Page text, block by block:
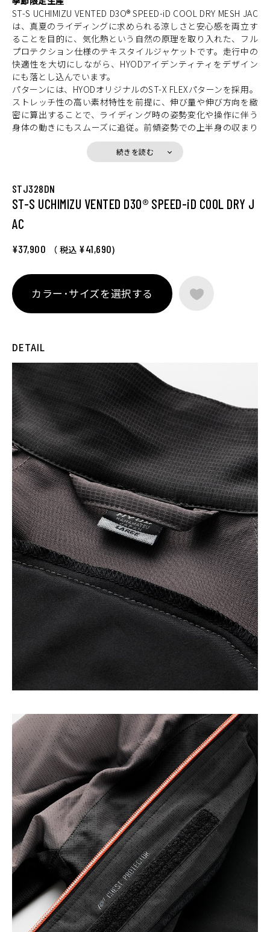
ST-S UCHIMIZU VENTED D3O® SPEED-iD COOL DRY MESH JAC
は、真夏のライディングに求められる涼しさと安心感を両立す
ることを目的に、気化熱という自然の原理を取り入れた、フル
プロテクション仕様のテキスタイルジャケットです。走行中の
快適性を大切にしながら、HYODアイデンティティをデザイン
にも落とし込んでいます。
パターンには、HYODオリジナルのST-X FLEXパターンを採用。
ストレッチ性の高い素材特性を前提に、伸び量や伸び方向を緻
密に算出することで、ライディング時の姿勢変化や操作に伴う
身体の動きにもスムーズに追従。前傾姿勢での上半身の収まり
や、ハンドル操作時の肩・腕の動きにも自然に対応し、快適な
着用感を実現しています。
メインマテリアルには、クーリングストレッチ素材「UCHIMIZ
周囲の熱を下げる「打ち水」から着想を得たこの素材は、水分
が蒸発する際に熱を奪う作用を活かし、走行中の冷却効果を高
効率よく取り込み、サマーシーズンのライディングに適した快
プロテクションは、ショルダーとエルボーにD3O Diablo™プロ
たD3O® BP4 L1 AIRプロテクター（CE規格 LEVEL1）を装備。
フルプロテクションでありながら、抜群の通気性を実現してい
ます。
クールアタッチメントやチェストプロテクターアタッチメント
クファスナーの採用など、実用面にも配慮。ライディングの妨
げにならないスタンドネック仕様に加え、SPEED-iDならでは
のシャープで躍動感のあるデザインは、HYOD STYLEを象徴す
るバックスタイルとともに、HYODのアイデンティティを表現
しています。
ST-S UCHIMIZU VENTED D3O® SPEED-iD COOL DRY MESH JAC
は、気化熱による冷却機能と確かなプロテクション性能、そし
てHYODのアイデンティティを体現するデザインを兼ね備え、
真夏のライディングを心地よく楽しむための一着です。
続きを読む
STJ328DN
ST-S UCHIMIZU VENTED D3O® SPEED-iD COOL DRY J
AC
¥37,900 （ 税込 ¥41,690)
カラー･サイズを選択する
DETAIL